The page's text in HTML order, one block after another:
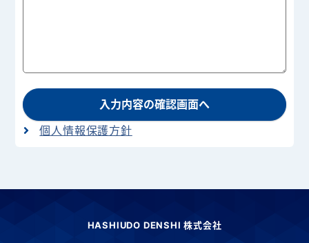
入力内容の確認画面へ
個人情報保護方針
HASHIUDO DENSHI 株式会社